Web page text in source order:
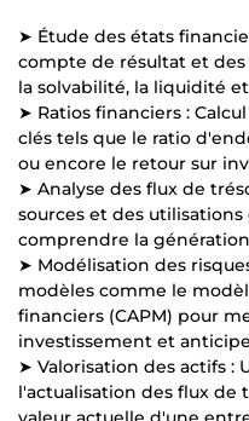
➤ Étude des états
compte de résultat et
la solvabilité, la liquidité
➤ Ratios financiers :
clés tels que le ratio
ou encore le retour sur
➤ Analyse des flux de
sources et des
comprendre la
➤ Modélisation des
modèles comme le
financiers (CAPM) pour
investissement et
➤ Valorisation des actifs :
l'actualisation des flux de